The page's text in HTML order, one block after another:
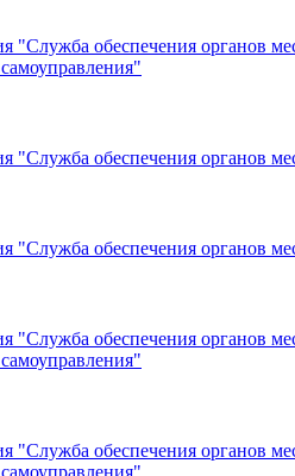
обеспечения органов
обеспечения органов
обеспечения органов
обеспечения органов
обеспечения органов